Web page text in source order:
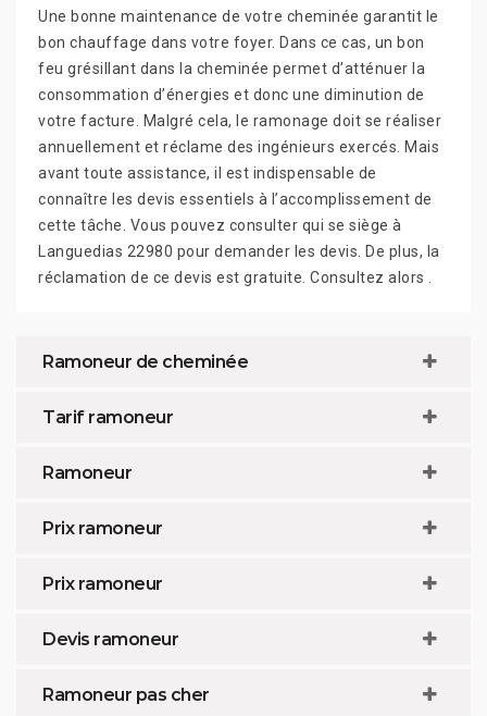
Une bonne maintenance de votre cheminée garantit le
bon chauffage dans votre foyer. Dans ce cas, un bon
feu grésillant dans la cheminée permet d’atténuer la
consommation d’énergies et donc une diminution de
votre facture. Malgré cela, le ramonage doit se réaliser
annuellement et réclame des ingénieurs exercés. Mais
avant toute assistance, il est indispensable de
connaître les devis essentiels à l’accomplissement de
cette tâche. Vous pouvez consulter qui se siège à
Languedias 22980 pour demander les devis. De plus, la
réclamation de ce devis est gratuite. Consultez alors .
Ramoneur de cheminée
Tarif ramoneur
Ramoneur
Prix ramoneur
Prix ramoneur
Devis ramoneur
Ramoneur pas cher